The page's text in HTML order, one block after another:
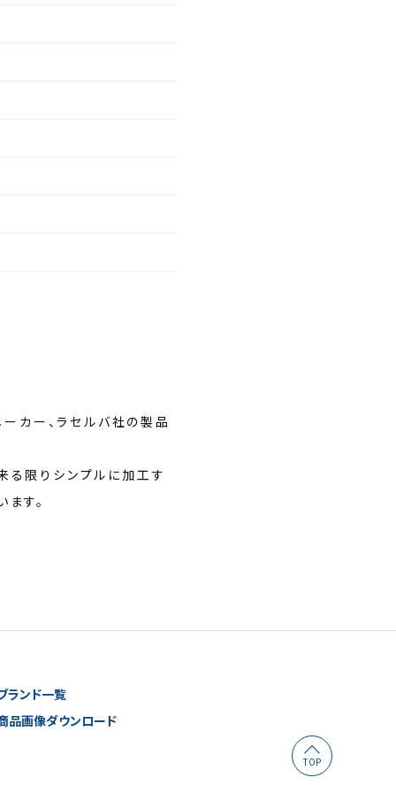
カー、ラセルバ社の製品
る限りシンプルに加工す
す。
ランド一覧
品画像ダウンロード
TOP